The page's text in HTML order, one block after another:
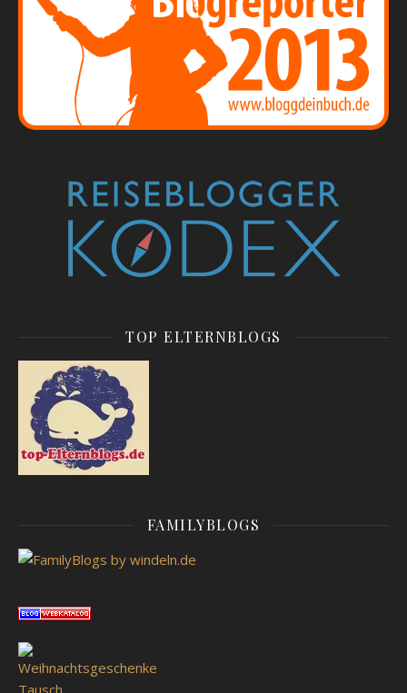
TOP ELTERNBLOGS
FAMILYBLOGS